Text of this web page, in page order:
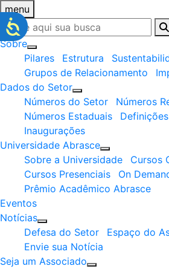
menu
Sobre
Pilares
Estrutura
Grupos de Relacionamento
Dados do Setor
Números do Setor
Números
Números Estaduais
Inaugurações
Universidade Abrasce
Sobre a Universidade
Cursos
Cursos Presenciais
On
Prêmio Acadêmico Abrasce
Eventos
Notícias
Defesa do Setor
Espaço do
Envie sua Notícia
Seja um Associado